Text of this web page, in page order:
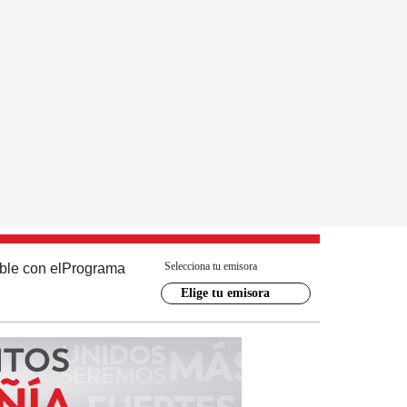
con el Programa Selecciona tu emisora
Elige tu emisora